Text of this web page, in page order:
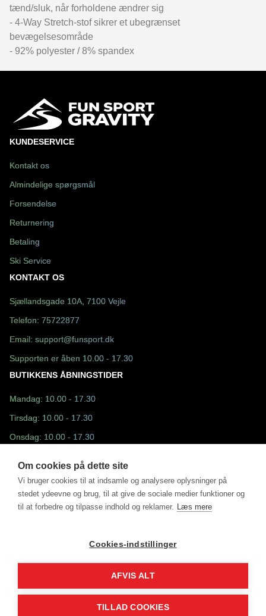
tænd/sluk, når forholdene ændrer sig
- 4-Way Stretch-stof sikrer et ubegrænset
bevægelsesområde
- 92% polyester / 8% spandex
KUNDESERVICE
Kontakt os
Almindelige spørgsmål
Forsendelse
Returnering
Betaling
Ski Service
KONTAKT OS
Sjællandsgade 10A, 7100 Vejle
Telefon: 75722877
Email: support@funsport.dk
Supporten er åben 10.00 - 17.30
BUTIKKENS ÅBNINGSTIDER
Mandag: 10.00 - 17.30
Tirsdag: 10.00 - 17.30
Onsdag: 10.00 - 17.30
Fredag: 10.30 - 17.30
Lørdag: 10.00 - 13.00
©2025 - Fun Sport ApS drevet af MM Sports Trading ApS
Om cookies på dette site
Vi bruger cookies til at indsamle og analysere oplysninger på
stedet ydeevne og brug, til at give de sociale medier funktioner og
til at forbedre og tilpasse indhold og reklamer. Læs mere
Cookies-indstillinger
AFVIS ALT
TILLAD COOKIES